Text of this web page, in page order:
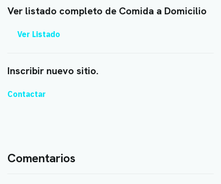
Ver listado completo de Comida a Domicilio
Ver Listado
Inscribir nuevo sitio.
Contactar
Comentarios